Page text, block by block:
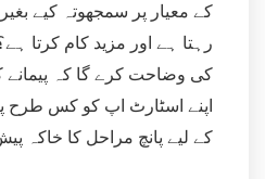
کے معیار پر سمجھوتہ کیے
رہتا ہے اور مزید کام کرتا
کی وضاحت کرے گا کہ پیمانے
اپنے اسٹارٹ اپ کو کس طرح
کے لیے پانچ مراحل کا خاکہ